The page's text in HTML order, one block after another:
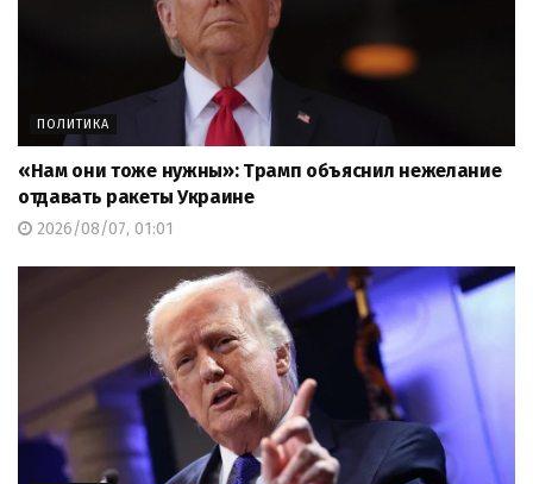
ПОЛИТИКА
«Нам они тоже нужны»: Трамп объяснил нежелание
отдавать ракеты Украине
2026/08/07, 01:01